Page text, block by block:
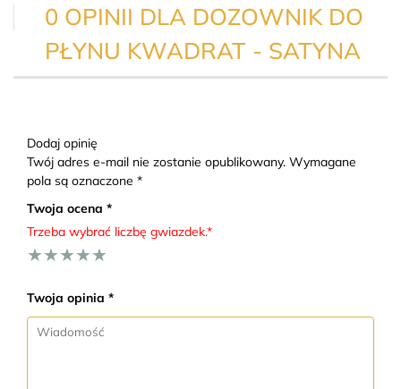
0 OPINII DLA DOZOWNIK DO
PŁYNU KWADRAT - SATYNA
Dodaj opinię
Twój adres e-mail nie zostanie opublikowany. Wymagane
pola są oznaczone *
Twoja ocena *
Trzeba wybrać liczbę gwiazdek.*
★
★
★
★
★
Twoja opinia *